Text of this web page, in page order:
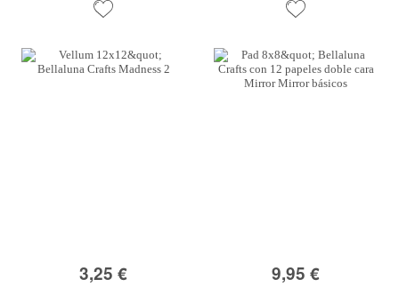
3,25 € 9,95 €